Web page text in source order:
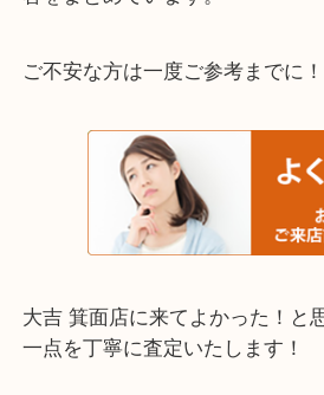
上記の他にもお伺いしますの
・当店でよく聞くQ＆A